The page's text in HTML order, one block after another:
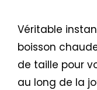
Véritable
boisson
de taille pour
au long de la